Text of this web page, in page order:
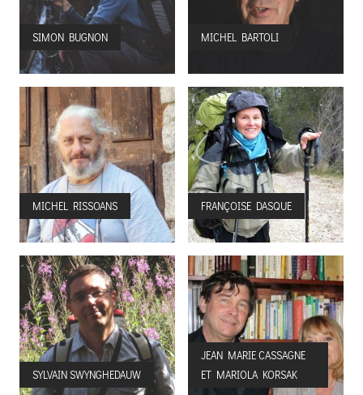
SIMON BUGNON MICHEL BARTOLI
MICHEL RISSOANS FRANÇOISE DASQUE
SYLVAIN SWYNGHEDAUW
JEAN MARIE CASSAGNE
ET MARIOLA KORSAK